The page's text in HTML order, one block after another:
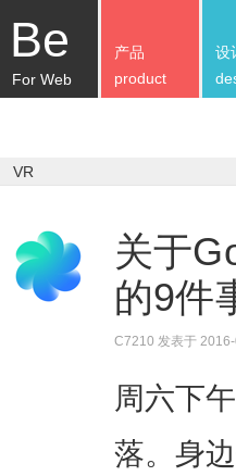
Be
For Web
产品
product
设
VR
关于
的9件
C7210 发表于
周六下
落。身